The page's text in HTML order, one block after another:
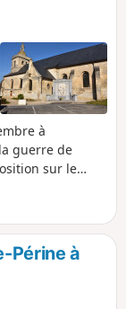
à
guerre de
sur le
fusillés de
Brisée, les
Périne à